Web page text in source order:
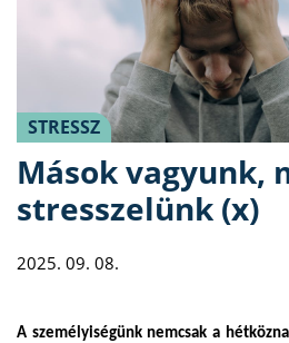
ORVOSKERESŐ
STRESSZ
Mások vagyunk,
stresszelünk (x)
2025. 09. 08.
A személyiségünk nemcsak a